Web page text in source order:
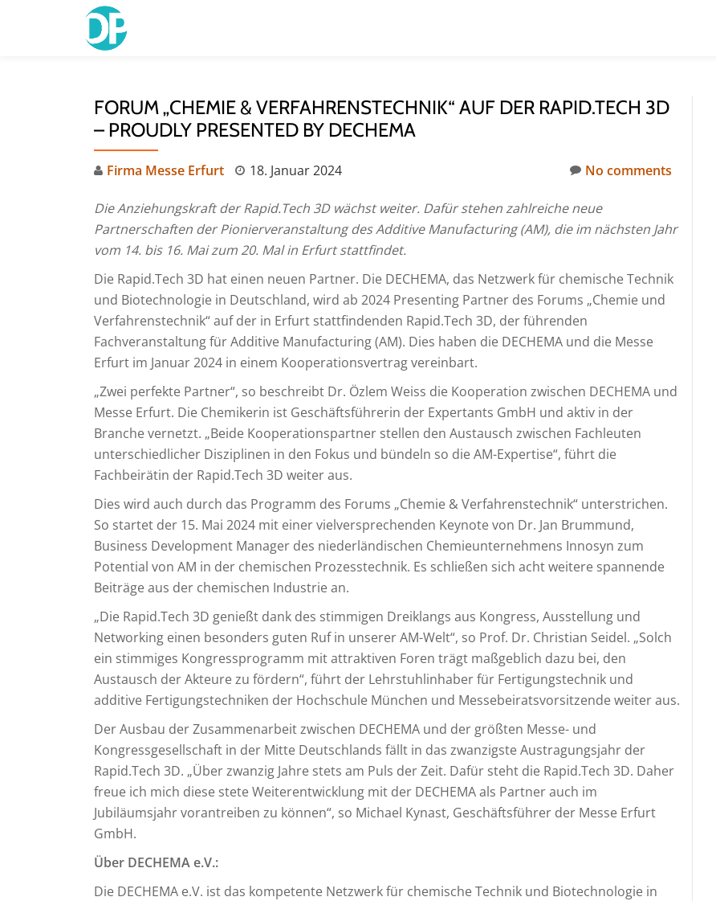
FORUM „CHEMIE & VERFAHRENSTECHNIK“ AUF DER RAPID.TECH 3D
– PROUDLY PRESENTED BY DECHEMA
Firma Messe Erfurt 18. Januar 2024 No comments
Die Anziehungskraft der Rapid.Tech 3D wächst weiter. Dafür stehen zahlreiche neue
Partnerschaften der Pionierveranstaltung des Additive Manufacturing (AM), die im nächsten Jahr
vom 14. bis 16. Mai zum 20. Mal in Erfurt stattfindet.
Die Rapid.Tech 3D hat einen neuen Partner. Die DECHEMA, das Netzwerk für chemische Technik
und Biotechnologie in Deutschland, wird ab 2024 Presenting Partner des Forums „Chemie und
Verfahrenstechnik“ auf der in Erfurt stattfindenden Rapid.Tech 3D, der führenden
Fachveranstaltung für Additive Manufacturing (AM). Dies haben die DECHEMA und die Messe
Erfurt im Januar 2024 in einem Kooperationsvertrag vereinbart.
„Zwei perfekte Partner“, so beschreibt Dr. Özlem Weiss die Kooperation zwischen DECHEMA und
Messe Erfurt. Die Chemikerin ist Geschäftsführerin der Expertants GmbH und aktiv in der
Branche vernetzt. „Beide Kooperationspartner stellen den Austausch zwischen Fachleuten
unterschiedlicher Disziplinen in den Fokus und bündeln so die AM-Expertise“, führt die
Fachbeirätin der Rapid.Tech 3D weiter aus.
Dies wird auch durch das Programm des Forums „Chemie & Verfahrenstechnik“ unterstrichen.
So startet der 15. Mai 2024 mit einer vielversprechenden Keynote von Dr. Jan Brummund,
Business Development Manager des niederländischen Chemieunternehmens Innosyn zum
Potential von AM in der chemischen Prozesstechnik. Es schließen sich acht weitere spannende
Beiträge aus der chemischen Industrie an.
„Die Rapid.Tech 3D genießt dank des stimmigen Dreiklangs aus Kongress, Ausstellung und
Networking einen besonders guten Ruf in unserer AM-Welt“, so Prof. Dr. Christian Seidel. „Solch
ein stimmiges Kongressprogramm mit attraktiven Foren trägt maßgeblich dazu bei, den
Austausch der Akteure zu fördern“, führt der Lehrstuhlinhaber für Fertigungstechnik und
additive Fertigungstechniken der Hochschule München und Messebeiratsvorsitzende weiter aus.
Der Ausbau der Zusammenarbeit zwischen DECHEMA und der größten Messe- und
Kongressgesellschaft in der Mitte Deutschlands fällt in das zwanzigste Austragungsjahr der
Rapid.Tech 3D. „Über zwanzig Jahre stets am Puls der Zeit. Dafür steht die Rapid.Tech 3D. Daher
freue ich mich diese stete Weiterentwicklung mit der DECHEMA als Partner auch im
Jubiläumsjahr vorantreiben zu können“, so Michael Kynast, Geschäftsführer der Messe Erfurt
GmbH.
Über DECHEMA e.V.:
Die DECHEMA e.V. ist das kompetente Netzwerk für chemische Technik und Biotechnologie in